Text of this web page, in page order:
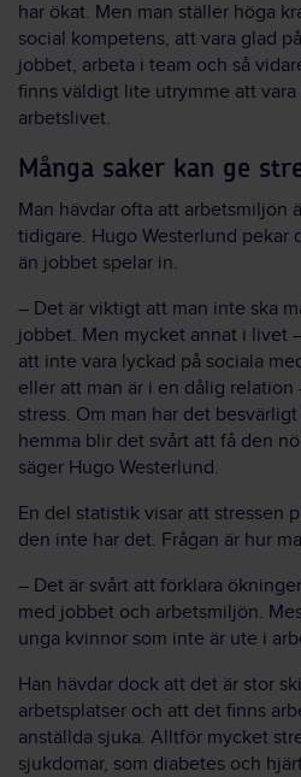
har ökat. Men man ställer höga
social kompetens, att vara glad på
jobbet, arbeta i team och så
finns väldigt lite utrymme att
arbetslivet.
Många saker kan ge
Man hävdar ofta att arbetsmiljön
tidigare. Hugo Westerlund pekar
än jobbet spelar in.
– Det är viktigt att man inte ska
jobbet. Men mycket annat i livet
att inte vara lyckad på sociala
eller att man är i en dålig
stress. Om man har det
hemma blir det svårt att få den
säger Hugo Westerlund.
En del statistik visar att stressen
den inte har det. Frågan är hur
– Det är svårt att förklara
med jobbet och arbetsmiljön.
unga kvinnor som inte är ute i
Han hävdar dock att det är stor
arbetsplatser och att det finns
anställda sjuka. Alltför mycket
sjukdomar, som diabetes och